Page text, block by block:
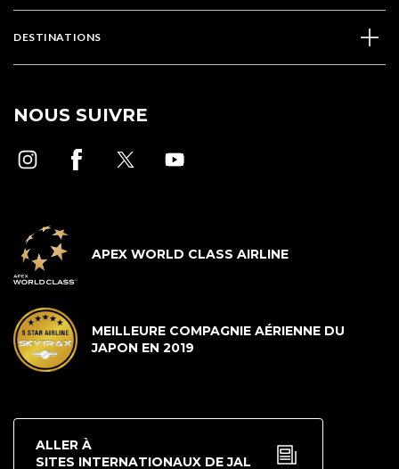
DESTINATIONS
NOUS SUIVRE
APEX WORLD CLASS AIRLINE
MEILLEURE COMPAGNIE AÉRIENNE DU
JAPON EN 2019
ALLER À
SITES INTERNATIONAUX DE JAL